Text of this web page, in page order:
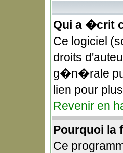
Qui a �crit
Ce logiciel
droits
g�n�rale
lien pour
Revenir en
Pourquoi la
Ce